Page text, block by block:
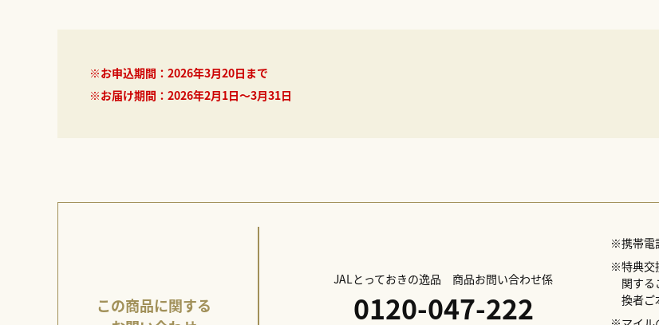
※お申込期間：2026年3月20日まで
※お届け期間：2026年2月1日～3月31日
この商品に関する
JALとっておきの逸品 商品お問い合わせ係
0120-047-222
※携帯電
※特典交
関する
換者ご